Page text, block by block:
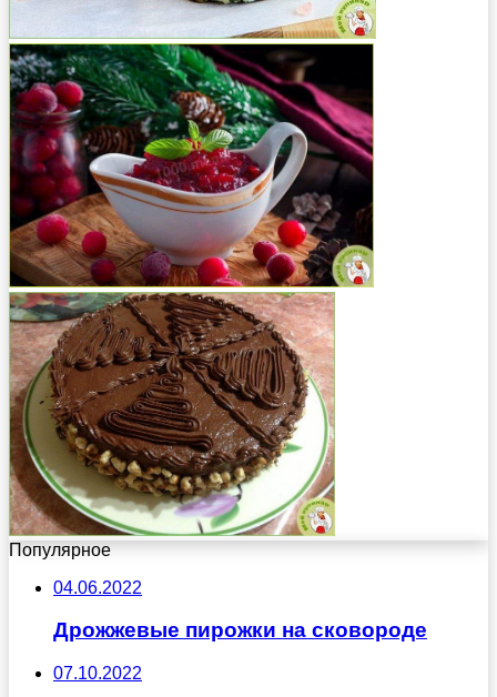
Популярное
04.06.2022
Дрожжевые пирожки на сковороде
07.10.2022